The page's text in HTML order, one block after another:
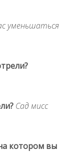
уменьшаться
Сад мисс
котором вы